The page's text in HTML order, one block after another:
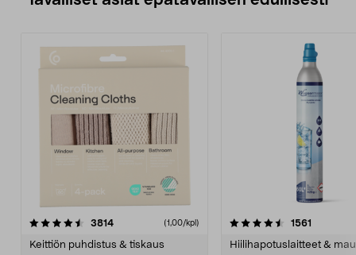
3814arvostelut (1,00/kpl)
Keittiön puhdistus & tiskaus
4.5viidestä
1561
Hiilihapotuslaitteet &
4.5viidestä